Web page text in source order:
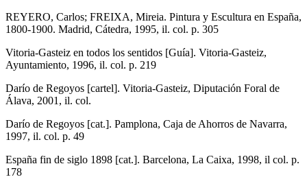
REYERO, Carlos; FREIXA, Mireia. Pintura y Escultura en España,
1800-1900. Madrid, Cátedra, 1995, il. col. p. 305
Vitoria-Gasteiz en todos los sentidos [Guía]. Vitoria-Gasteiz,
Ayuntamiento, 1996, il. col. p. 219
Darío de Regoyos [cartel]. Vitoria-Gasteiz, Diputación Foral de
Álava, 2001, il. col.
Darío de Regoyos [cat.]. Pamplona, Caja de Ahorros de Navarra,
1997, il. col. p. 49
España fin de siglo 1898 [cat.]. Barcelona, La Caixa, 1998, il col. p.
178